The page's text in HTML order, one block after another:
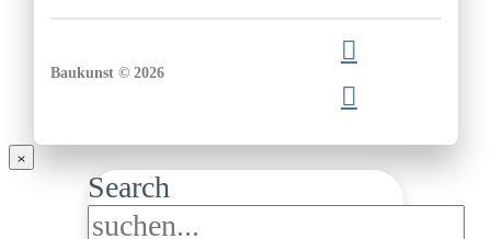
Baukunst © 2026
Search